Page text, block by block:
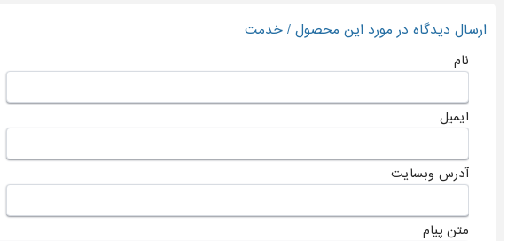
ارسال دیدگاه در مورد این محصول / خدمت
نام
ایمیل
آدرس وبسایت
متن پیام